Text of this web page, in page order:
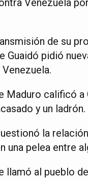
de su
Guaidó pidió
Maduro calificó a
y un ladrón.
la
una pelea entre
llamó al pueblo